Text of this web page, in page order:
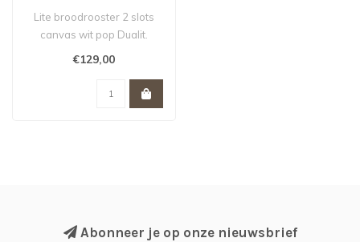
Lite broodrooster 2 slots
canvas wit pop Dualit.
€129,00
Abonneer je op onze nieuwsbrief